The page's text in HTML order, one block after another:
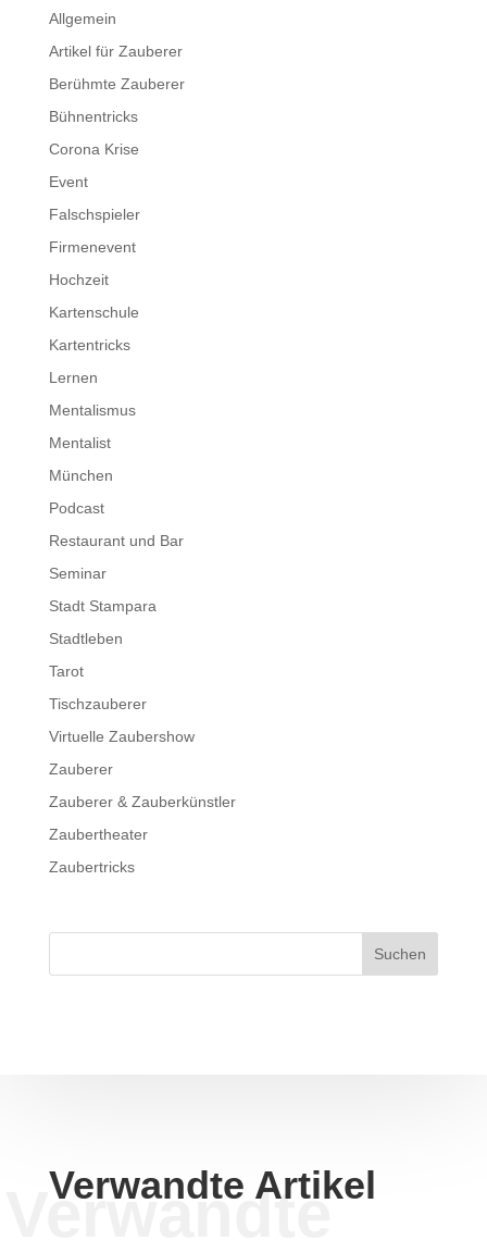
Allgemein
Artikel für Zauberer
Berühmte Zauberer
Bühnentricks
Corona Krise
Event
Falschspieler
Firmenevent
Hochzeit
Kartenschule
Kartentricks
Lernen
Mentalismus
Mentalist
München
Podcast
Restaurant und Bar
Seminar
Stadt Stampara
Stadtleben
Tarot
Tischzauberer
Virtuelle Zaubershow
Zauberer
Zauberer & Zauberkünstler
Zaubertheater
Zaubertricks
Verwandte Artikel
Verwandte